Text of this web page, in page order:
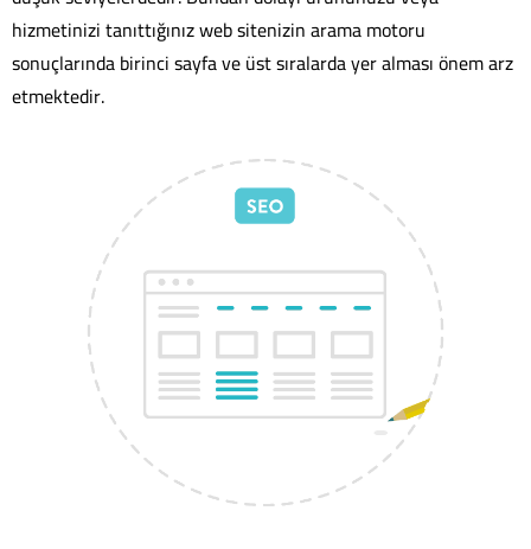
hizmetinizi tanıttığınız web sitenizin arama motoru
sonuçlarında birinci sayfa ve üst sıralarda yer alması önem arz
etmektedir.